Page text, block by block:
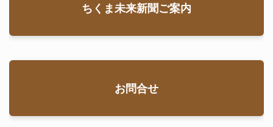
ちくま未来新聞ご案内
お問合せ